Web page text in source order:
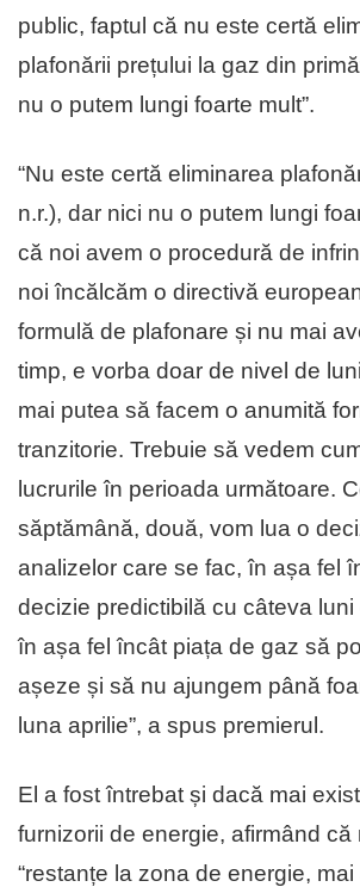
public, faptul că nu este certă
plafonării prețului la gaz din
nu o putem lungi foarte mult”.
“Nu este certă eliminarea
n.r.), dar nici nu o putem lungi
că noi avem o procedură de
noi încălcăm o directivă
formulă de plafonare și nu mai
timp, e vorba doar de nivel de
mai putea să facem o anumită
tranzitorie. Trebuie să vedem
lucrurile în perioada următoare.
săptămână, două, vom lua o
analizelor care se fac, în așa fel
decizie predictibilă cu câteva
în așa fel încât piața de gaz să
așeze și să nu ajungem până
luna aprilie”, a spus premierul.
El a fost întrebat și dacă mai
furnizorii de energie, afirmând că
“restanțe la zona de energie,